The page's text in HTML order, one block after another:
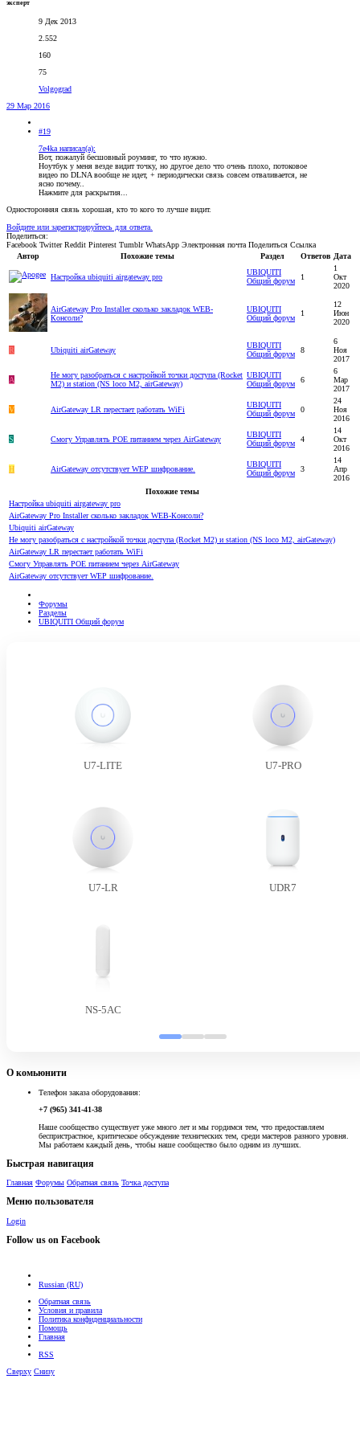
эксперт
9 Дек 2013
2.552
160
75
Volgograd
29 Мар 2016
#19
7e4ka написал(а):
Вот, пожалуй бесшовный роуминг, то что нужно.
Ноутбук у меня везде видит точку, но другое дело что очень плохо, потоковое
видео по DLNA вообще не идет, + периодически связь совсем отваливается, не
ясно почему..
Нажмите для раскрытия...
Односторонняя связь хорошая, кто то кого то лучше видит.
Войдите или зарегистрируйтесь для ответа.
Поделиться:
Facebook Twitter Reddit Pinterest Tumblr WhatsApp Электронная почта Поделиться Ссылка
Автор
Похожие темы Раздел Ответов Дата
Настройка ubiquiti airgateway pro
UBIQUITI
Общий форум
1
1
Окт
2020
AirGateway Pro Installer сколько закладок WEB-
Консоли?
UBIQUITI
Общий форум
1
12
Июн
2020
R Ubiquiti airGateway
UBIQUITI
Общий форум
8
6
Ноя
2017
A
Не могу разобраться с настройкой точки доступа (Rocket
M2) и station (NS loco M2, airGateway)
UBIQUITI
Общий форум
6
6
Мар
2017
V AirGateway LR перестает работать WiFi
UBIQUITI
Общий форум
0
24
Ноя
2016
S Смогу Управлять POE питанием через AirGateway
UBIQUITI
Общий форум
4
14
Окт
2016
H AirGateway отсутствует WEP шифрование.
UBIQUITI
Общий форум
3
14
Апр
2016
Похожие темы
Настройка ubiquiti airgateway pro
AirGateway Pro Installer сколько закладок WEB-Консоли?
Ubiquiti airGateway
Не могу разобраться с настройкой точки доступа (Rocket M2) и station (NS loco M2, airGateway)
AirGateway LR перестает работать WiFi
Смогу Управлять POE питанием через AirGateway
AirGateway отсутствует WEP шифрование.
Форумы
Разделы
UBIQUITI Общий форум
U7-LITE U7-PRO
U7-LR UDR7
NS-5AC
О комьюнити
Телефон заказа оборудования:
+7 (965) 341-41-38
Наше сообщество существует уже много лет и мы гордимся тем, что предоставляем
беспристрастное, критическое обсуждение технических тем, среди мастеров разного уровня.
Мы работаем каждый день, чтобы наше сообщество было одним из лучших.
Быстрая навигация
Главная Форумы Обратная связь Точка доступа
Меню пользователя
Login
Follow us on Facebook
Russian (RU)
Обратная связь
Условия и правила
Политика конфиденциальности
Помощь
Главная
RSS
Сверху Снизу